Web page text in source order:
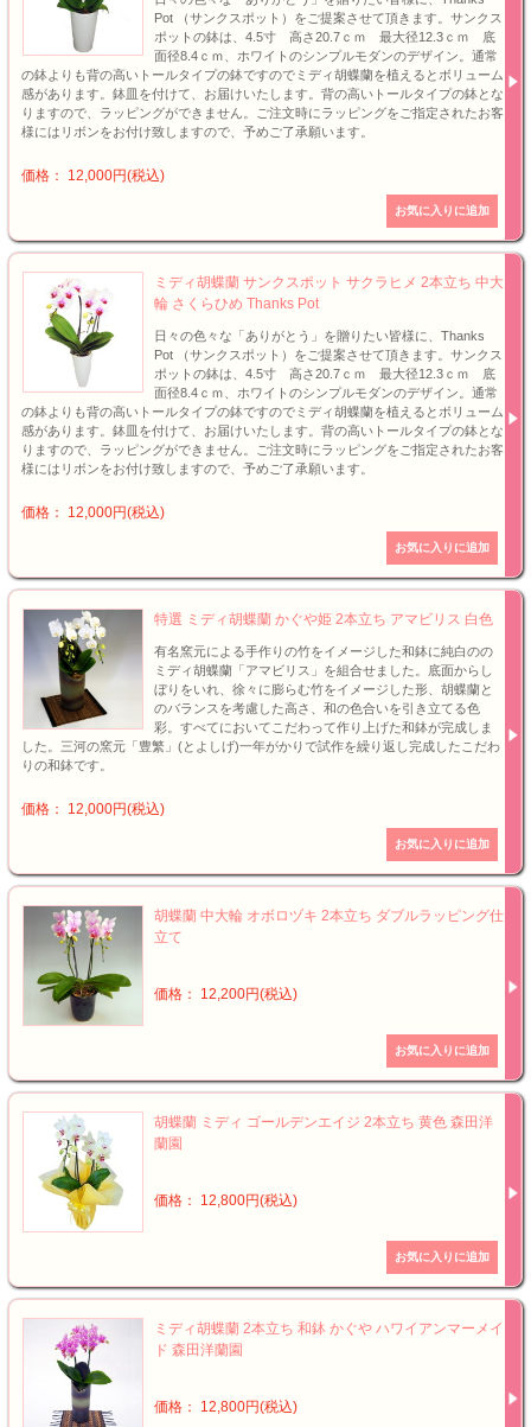
Pot （サンクスポット）をご提案させて頂きます。サンクス
ポットの鉢は、4.5寸 高さ20.7ｃｍ 最大径12.3ｃｍ 底
面径8.4ｃｍ、ホワイトのシンプルモダンのデザイン。通常
の鉢よりも背の高いトールタイプの鉢ですのでミディ胡蝶蘭を植えるとボリューム
感があります。鉢皿を付けて、お届けいたします。背の高いトールタイプの鉢とな
りますので、ラッピングができません。ご注文時にラッピングをご指定されたお客
様にはリボンをお付け致しますので、予めご了承願います。
価格： 12,000円(税込)
ミディ胡蝶蘭 サンクスポット サクラヒメ 2本立ち 中大
輪 さくらひめ Thanks Pot
日々の色々な「ありがとう」を贈りたい皆様に、Thanks
Pot （サンクスポット）をご提案させて頂きます。サンクス
ポットの鉢は、4.5寸 高さ20.7ｃｍ 最大径12.3ｃｍ 底
面径8.4ｃｍ、ホワイトのシンプルモダンのデザイン。通常
の鉢よりも背の高いトールタイプの鉢ですのでミディ胡蝶蘭を植えるとボリューム
感があります。鉢皿を付けて、お届けいたします。背の高いトールタイプの鉢とな
りますので、ラッピングができません。ご注文時にラッピングをご指定されたお客
様にはリボンをお付け致しますので、予めご了承願います。
価格： 12,000円(税込)
特選 ミディ胡蝶蘭 かぐや姫 2本立ち アマビリス 白色
有名窯元による手作りの竹をイメージした和鉢に純白のの
ミディ胡蝶蘭「アマビリス」を組合せました。底面からし
ぼりをいれ、徐々に膨らむ竹をイメージした形、胡蝶蘭と
のバランスを考慮した高さ、和の色合いを引き立てる色
彩。すべてにおいてこだわって作り上げた和鉢が完成しま
した。三河の窯元「豊繁」(とよしげ)一年がかりで試作を繰り返し完成したこだわ
りの和鉢です。
価格： 12,000円(税込)
胡蝶蘭 中大輪 オボロヅキ 2本立ち ダブルラッピング仕
立て
価格： 12,200円(税込)
胡蝶蘭 ミディ ゴールデンエイジ 2本立ち 黄色 森田洋
蘭園
価格： 12,800円(税込)
ミディ胡蝶蘭 2本立ち 和鉢 かぐや ハワイアンマーメイ
ド 森田洋蘭園
価格： 12,800円(税込)